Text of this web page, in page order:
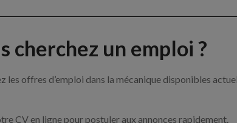
cherchez un emploi ?
les offres d’emploi dans la mécanique disponibles
CV en ligne pour postuler aux annonces rapidement.